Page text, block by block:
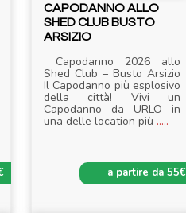
CAPODANNO ALLO
SHED CLUB BUSTO
ARSIZIO
Capodanno 2026 allo
Shed Club – Busto Arsizio
Il Capodanno più esplosivo
della città! Vivi un
Capodanno da URLO in
una delle location più .....
a partire da 55€